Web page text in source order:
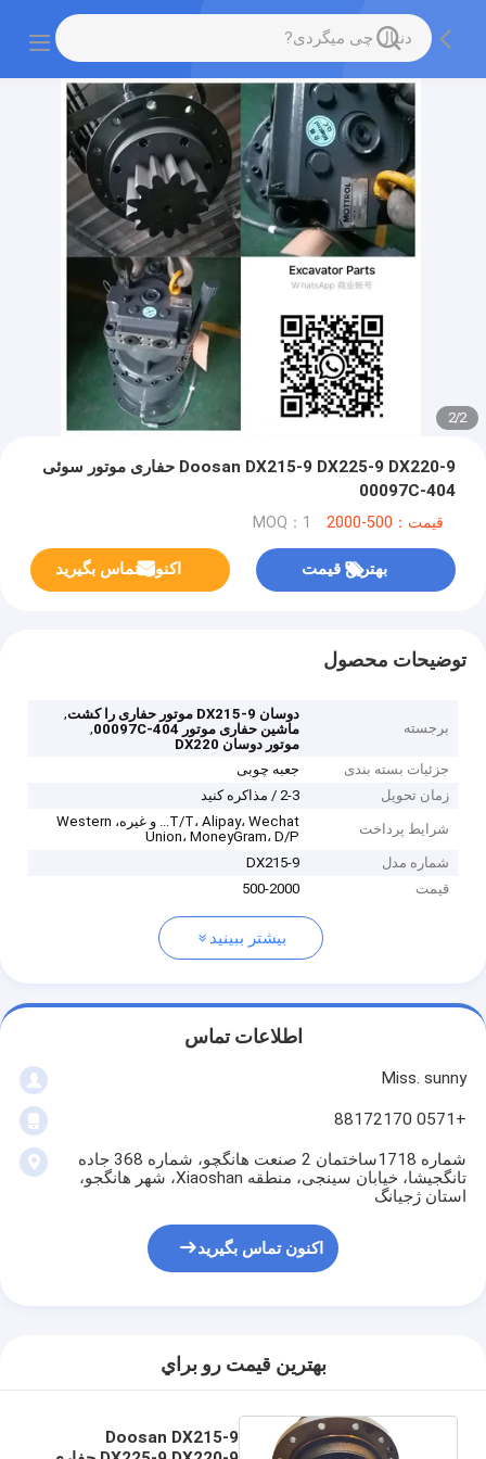
2
/
2
Doosan DX215-9 DX225-9 DX220-9 حفاری موتور سوئی
404-00097C
قیمت：500-2000 MOQ：1
بهترین قیمت اکنون تماس بگیرید
توضیحات محصول
برجسته
دوسان DX215-9 موتور حفاری را کشت
,
ماشین حفاری موتور 404-00097C
,
موتور دوسان DX220
جزئیات بسته بندی
جعبه چوبی
زمان تحویل
2-3 / مذاکره کنید
شرایط پرداخت
T/T، Alipay، Wechat... و غیره، Western
Union، MoneyGram، D/P
شماره مدل
DX215-9
قیمت
500-2000
بیشتر ببینید
اطلاعات تماس
Miss. sunny
+0571 88172170
شماره 1718ساختمان 2 صنعت هانگچو، شماره 368 جاده
تانگجیشا، خیابان سینجی، منطقه Xiaoshan، شهر هانگجو،
استان ژجیانگ
اکنون تماس بگیرید
بهترين قيمت رو براي
Doosan DX215-9